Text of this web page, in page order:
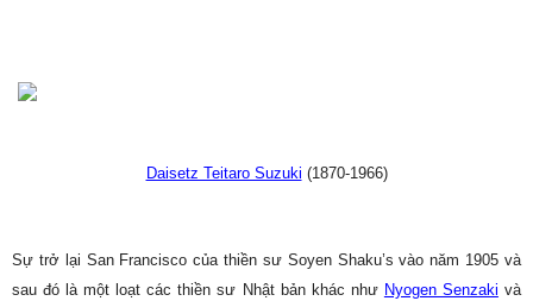
Daisetz Teitaro Suzuki (1870-1966)
Sự trở lại San Francisco của thiền sư Soyen Shaku’s vào năm 1905 và
sau đó là một loạt các thiền sư Nhật bản khác như Nyogen Senzaki và